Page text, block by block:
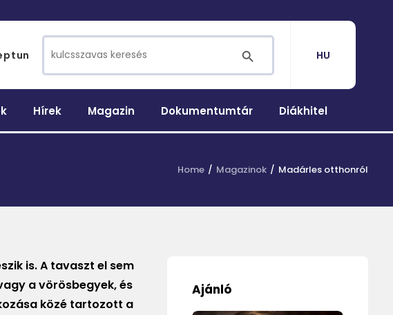
Search for:
HU
Hírek Magazin Dokumentumtár Diákhitel
Home Magazinok Madárles otthonról
is. A tavaszt el sem
a vörösbegyek, és
közé tartozott a
Ajánló